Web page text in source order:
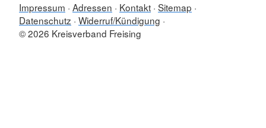
Impressum Adressen Kontakt Sitemap
Datenschutz Widerruf/Kündigung
© 2026 Kreisverband Freising